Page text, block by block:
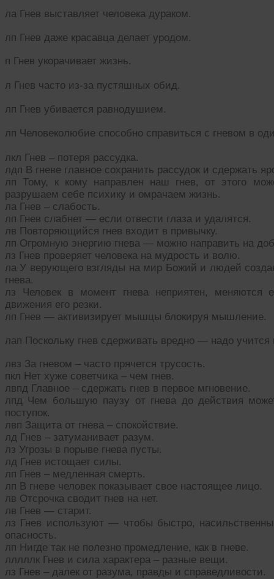
ла Гнев выставляет человека дураком.
лп Гнев даже красавца делает уродом.
п Гнев укорачивает жизнь.
л Гнев часто из-за пустяшных обид.
лп Гнев убивается равнодушием.
лп Человеколюбие способно справиться с гневом в
лкл Гнев – потеря рассудка.
лдп В гневе главное сохранить рассудок и сдержать
лп Тому, к кому направлен наш гнев, от этого
разрушаем себе психику и омрачаем жизнь.
ла Гнев – слабость.
лп Гнев слабнет — если отвести глаза и удалятся.
лв Повторяющийся гнев входит в привычку.
лп Огромную энергию гнева — можно направить на
лз Гнев проверяет человека на мудрость и волю.
ла У верующего взгляды на мир Божий и людей
гнева.
лз Человек в момент гнева неприятен, меняются
движения его резки.
лп Гнев — активизирует мышцы блокируя мышление.
лап Поскольку гнев сдерживать вредно — надо
лвз За гневом – часто прячется трусость.
пкл Нет хуже советчика – чем гнев.
лвпд Главное – сдержать гнев в первое мгновение.
лпд Чем большую паузу от гнева до действия
поступок.
лвп Защита от гнева – спокойствие.
лд Гнев – затуманивает разум.
лз Угрозы в порыве гнева пусты.
лд Гнев истощает силы.
лп Гнев – медленная смерть.
лп В гневе человек показывает свое настоящее лицо.
лв Отсрочка сводит гнев на нет.
лв Гнев — старит.
лз Гнев используют — чтобы быстро,
опасность.
лп Нигде так не полезно промедление, как в гневе.
лллллк Гнев и сила характера – разные вещи.
лз Гнев – далек от разума, правды и справедливости.